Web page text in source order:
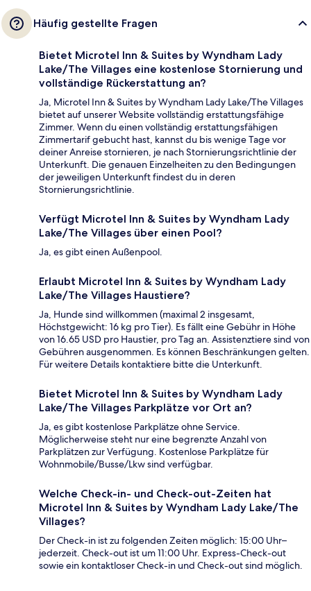
Häufig gestellte Fragen
Bietet Microtel Inn & Suites by Wyndham Lady
Lake/The Villages eine kostenlose Stornierung und
vollständige Rückerstattung an?
Ja, Microtel Inn & Suites by Wyndham Lady Lake/The Villages
bietet auf unserer Website vollständig erstattungsfähige
Zimmer. Wenn du einen vollständig erstattungsfähigen
Zimmertarif gebucht hast, kannst du bis wenige Tage vor
deiner Anreise stornieren, je nach Stornierungsrichtlinie der
Unterkunft. Die genauen Einzelheiten zu den Bedingungen
der jeweiligen Unterkunft findest du in deren
Stornierungsrichtlinie.
Verfügt Microtel Inn & Suites by Wyndham Lady
Lake/The Villages über einen Pool?
Ja, es gibt einen Außenpool.
Erlaubt Microtel Inn & Suites by Wyndham Lady
Lake/The Villages Haustiere?
Ja, Hunde sind willkommen (maximal 2 insgesamt,
Höchstgewicht: 16 kg pro Tier). Es fällt eine Gebühr in Höhe
von 16.65 USD pro Haustier, pro Tag an. Assistenztiere sind von
Gebühren ausgenommen. Es können Beschränkungen gelten.
Für weitere Details kontaktiere bitte die Unterkunft.
Bietet Microtel Inn & Suites by Wyndham Lady
Lake/The Villages Parkplätze vor Ort an?
Ja, es gibt kostenlose Parkplätze ohne Service.
Möglicherweise steht nur eine begrenzte Anzahl von
Parkplätzen zur Verfügung. Kostenlose Parkplätze für
Wohnmobile/Busse/Lkw sind verfügbar.
Welche Check-in- und Check-out-Zeiten hat
Microtel Inn & Suites by Wyndham Lady Lake/The
Villages?
Der Check-in ist zu folgenden Zeiten möglich: 15:00 Uhr–
jederzeit. Check-out ist um 11:00 Uhr. Express-Check-out
sowie ein kontaktloser Check-in und Check-out sind möglich.